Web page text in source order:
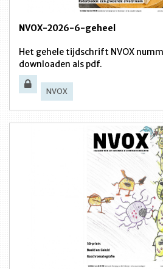
NVOX-2026-6-geheel
Het gehele tijdschrift NVOX
downloaden als pdf.
NVOX